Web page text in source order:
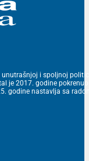
i spoljnoj
je 2017. godine
godine nastavlja sa